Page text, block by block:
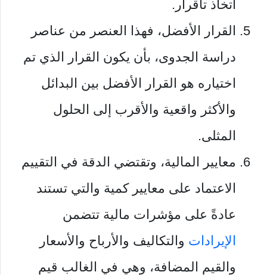
اتخاذ تاقرار.
القرار الأفضل، فهذا العنصر من عناصر
دراسة الجدوى، بأن يكون القرار الذي تم
اختياره هو القرار الأفضل بين البدائل
والأكثر واقعية والأقرب إلى الحلول
المثلى.
معايير المالية، وتقتضي الدقة في التقييم
الاعتماد على معايير كمية والتي تستند
عادةً على مؤشرات مالية تتضمن
الإيرادات والتكاليف والأرباح والأسعار
والقيم المضافة، وهي في الغالب قيم